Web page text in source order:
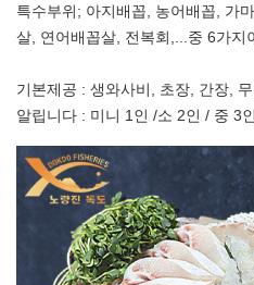
특수부위; 아지배꼽, 농어배꼽, 가
살, 연어배꼽살, 전복회,...중 6가지
기본제공 : 생와사비, 초장, 간장,
알립니다 : 미니 1인 /소 2인 / 중 3